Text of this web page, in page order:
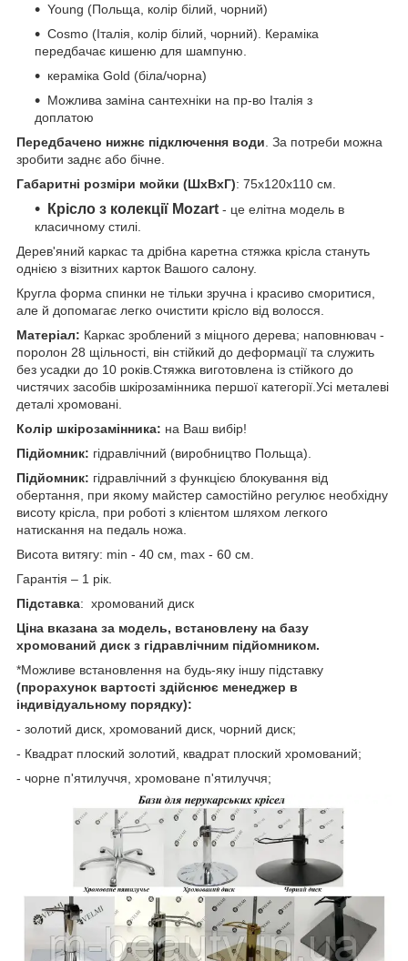
Young (Польща, колір білий, чорний)
Cosmo (Італія, колір білий, чорний). Кераміка
передбачає кишеню для шампуню.
кераміка Gold (біла/чорна)
Можлива заміна сантехніки на пр-во Італія з
доплатою
Передбачено нижнє підключення води . За потреби можна
зробити заднє або бічне.
Габаритні розміри мойки (ШхВхГ): 75х120х110 см.
Крісло з колекції Mozart - це елітна модель в
класичному стилі.
Дерев'яний каркас та дрібна каретна стяжка крісла стануть
однією з візитних карток Вашого салону.
Кругла форма спинки не тільки зручна і красиво сморитися,
але й допомагає легко очистити крісло від волосся.
Матеріал: Каркас зроблений з міцного дерева; наповнювач -
поролон 28 щільності, він стійкий до деформації та служить
без усадки до 10 років.Стяжка виготовлена із стійкого до
чистячих засобів шкірозамінника першої категорії.Усі металеві
деталі хромовані.
Колір шкірозамінника: на Ваш вибір!
Підйомник: гідравлічний (виробництво Польща).
Підйомник: гідравлічний з функцією блокування від
обертання, при якому майстер самостійно регулює необхідну
висоту крісла, при роботі з клієнтом шляхом легкого
натискання на педаль ножа.
Висота витягу: min - 40 см, max - 60 см.
Гарантія – 1 рік.
Підставка: хромований диск
Ціна вказана за модель, встановлену на базу
хромований диск з гідравлічним підйомником.
*Можливе встановлення на будь-яку іншу підставку
(прорахунок вартості здійснює менеджер в
індивідуальному порядку):
- золотий диск, хромований диск, чорний диск;
- Квадрат плоский золотий, квадрат плоский хромований;
- чорне п'ятилуччя, хромоване п'ятилуччя;